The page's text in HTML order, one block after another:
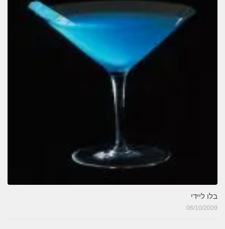
בלו ליידי
06/10/2009